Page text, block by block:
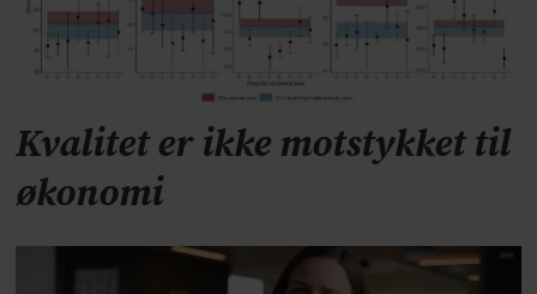
Kvalitet er ikke motstykket til
økonomi